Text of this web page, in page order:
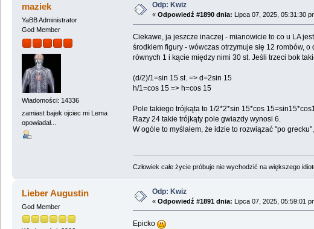
maziek
YaBB Administrator
God Member
Wiadomości: 14336
zamiast bajek ojciec mi Lema
opowiadał...
Odp: Kwiz
« Odpowiedź #1890 dnia: Lipca 07, 2025, 05:31:30
Ciekawe, ja jeszcze inaczej - mianowicie to co u LA
środkiem figury - wówczas otrzymuje się 12 rombów,
równych 1 i kącie między nimi 30 st. Jeśli trzeci bok
(d/2)/1=sin 15 st. => d=2sin 15
h/1=cos 15 => h=cos 15
Pole takiego trójkąta to 1/2*2*sin 15*cos
Razy 24 takie trójkąty pole gwiazdy wynosi 6.
W ogóle to myślałem, że idzie to rozwiązać "po
Człowiek całe życie próbuje nie wychodzić na większego
Lieber Augustin
God Member
Odp: Kwiz
« Odpowiedź #1891 dnia: Lipca 07, 2025, 05:59:01
Epicko